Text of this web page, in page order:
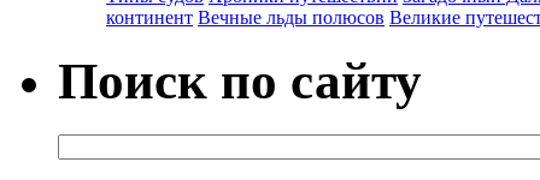
континент Вечные льды полюсов Великие
Поиск по сайту